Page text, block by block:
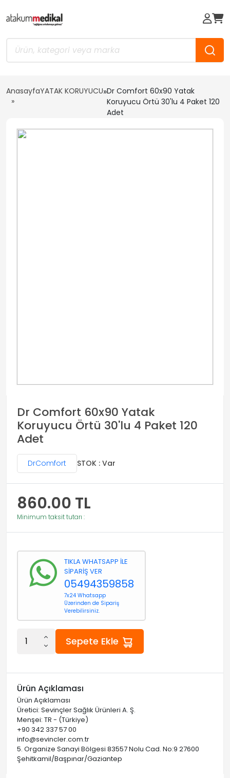
AnasayfaYATAK KORUYUCU»Dr Comfort 60x90 Yatak
Koruyucu Örtü 30'lu 4 Paket 120
Adet
Dr Comfort 60x90 Yatak
Koruyucu Örtü 30'lu 4 Paket 120
Adet
DrComfort STOK : Var
860.00 TL
Minimum taksit tutarı :
TIKLA WHATSAPP İLE
SİPARİŞ VER
05494359858
7x24 Whatsapp
Üzerinden de Sipariş
Verebilirsiniz.
Sepete Ekle
Ürün Açıklaması
Ürün Açıklaması
Üretici: Sevinçler Sağlık Ürünleri A. Ş.
Menşei: TR - (Türkiye)
+90 342 337 57 00
info@sevincler.com.tr
5. Organize Sanayi Bölgesi 83557 Nolu Cad. No:9 27600
Şehitkamil/Başpınar/Gaziantep